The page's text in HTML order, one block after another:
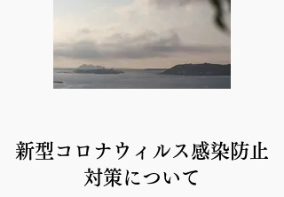
新型コロナウィルス感染防止
対策について